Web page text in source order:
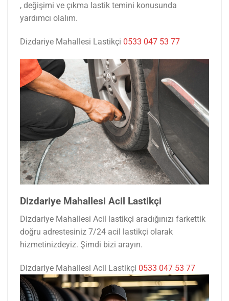
, değişimi ve çıkma lastik temini konusunda
yardımcı olalım.
Dizdariye Mahallesi Lastikçi 0533 047 53 77
Dizdariye Mahallesi Acil Lastikçi
Dizdariye Mahallesi Acil lastikçi aradığınızı farkettik
doğru adrestesiniz 7/24 acil lastikçi olarak
hizmetinizdeyiz. Şimdi bizi arayın.
Dizdariye Mahallesi Acil Lastikçi 0533 047 53 77